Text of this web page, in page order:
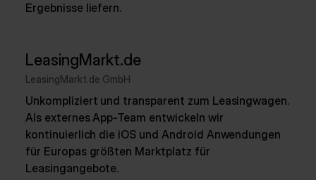
Ergebnisse liefern.
LeasingMarkt.de
LeasingMarkt.de GmbH
Unkompliziert und transparent zum Leasingwagen.
Als externes App-Team entwickeln wir
kontinuierlich die iOS und Android Anwendungen
für Europas größten Marktplatz für
Leasingangebote.